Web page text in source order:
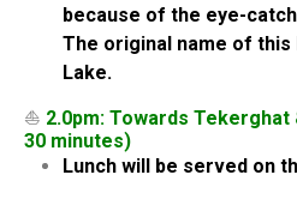
because of the eye-
The original name of this
Lake.
⛵ 2.0pm: Towards Tekerghat
30 minutes)
Lunch will be served on